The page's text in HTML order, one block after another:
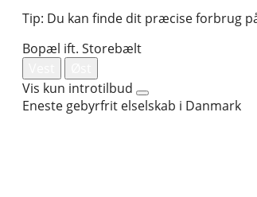
Tip: Du kan finde dit præcise forbrug
Bopæl ift. Storebælt
Vis kun introtilbud
Eneste gebyrfrit elselskab i Danmark